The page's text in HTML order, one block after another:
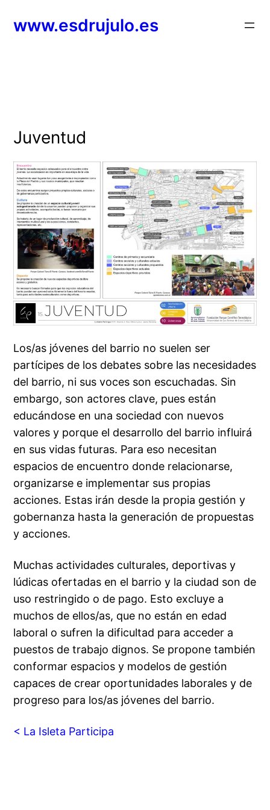
www.esdrujulo.es
Juventud
Los/as jóvenes del barrio no suelen ser
partícipes de los debates sobre las necesidades
del barrio, ni sus voces son escuchadas. Sin
embargo, son actores clave, pues están
educándose en una sociedad con nuevos
valores y porque el desarrollo del barrio influirá
en sus vidas futuras. Para eso necesitan
espacios de encuentro donde relacionarse,
organizarse e implementar sus propias
acciones. Estas irán desde la propia gestión y
gobernanza hasta la generación de propuestas
y acciones.
Muchas actividades culturales, deportivas y
lúdicas ofertadas en el barrio y la ciudad son de
uso restringido o de pago. Esto excluye a
muchos de ellos/as, que no están en edad
laboral o sufren la dificultad para acceder a
puestos de trabajo dignos. Se propone también
conformar espacios y modelos de gestión
capaces de crear oportunidades laborales y de
progreso para los/as jóvenes del barrio.
< La Isleta Participa